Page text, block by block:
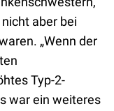
aber bei
„Wenn der
Typ-2-
war ein weiteres